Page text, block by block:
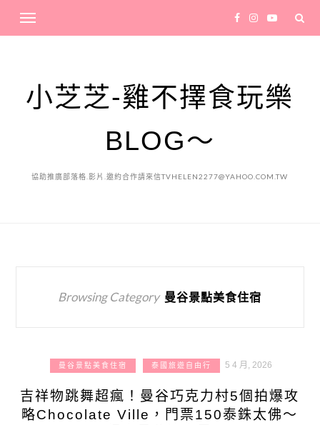
小芝芝-雞不擇食玩樂
BLOG～
協助推廣部落格.影片.邀約合作請來信TVHELEN2277@YAHOO.COM.TW
Browsing Category 曼谷景點美食住宿
曼谷景點美食住宿 泰國旅遊自由行 5 4 月, 2026
吉祥物跳舞超瘋！曼谷巧克力村5個拍爆攻
略Chocolate Ville，門票150泰銖太佛～